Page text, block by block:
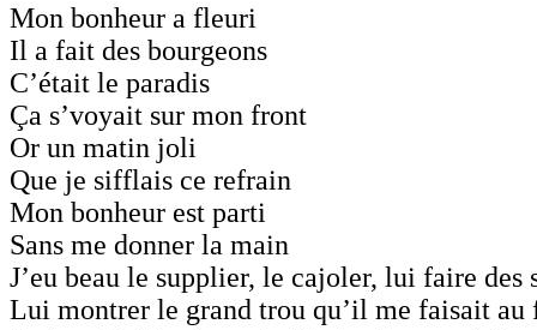
Mon bonheur a fleuri
Il a fait des bourgeons
C’était le paradis
Ça s’voyait sur mon front
Or un matin joli
Que je sifflais ce refrain
Mon bonheur est parti
Sans me donner la main
J’eu beau le supplier, le cajoler, lui faire des
Lui montrer le grand trou qu’il me faisait